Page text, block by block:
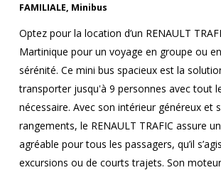
FAMILIALE, Minibus
Optez pour la location d’un RENAULT
Martinique pour un voyage en groupe ou
sérénité. Ce mini bus spacieux est la
transporter jusqu'à 9 personnes avec tout
nécessaire. Avec son intérieur généreux et
rangements, le RENAULT TRAFIC assure
agréable pour tous les passagers, qu’il
excursions ou de courts trajets. Son